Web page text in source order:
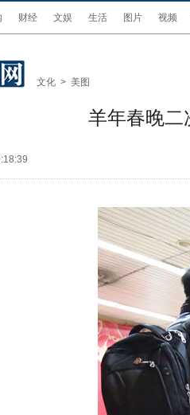
财经 文娱 生活 图片 视频
文化 > 美图
羊年春晚二